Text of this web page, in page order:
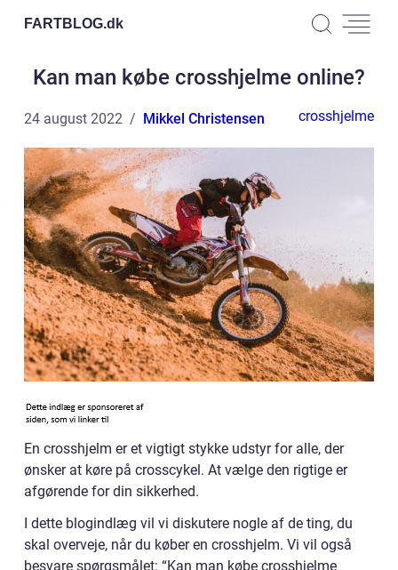
FARTBLOG.dk
Kan man købe crosshjelme online?
24 august 2022 Mikkel Christensen crosshjelme
En crosshjelm er et vigtigt stykke udstyr for alle, der
ønsker at køre på crosscykel. At vælge den rigtige er
afgørende for din sikkerhed.
I dette blogindlæg vil vi diskutere nogle af de ting, du
skal overveje, når du køber en crosshjelm. Vi vil også
besvare spørgsmålet: “Kan man købe crosshjelme